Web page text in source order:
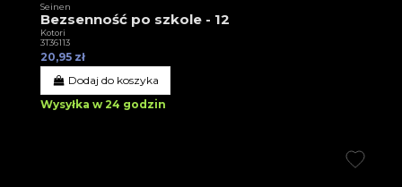
Seinen
Bezsenność po szkole - 12
Kotori
3T36113
20,95 zł
Dodaj do koszyka
Wysyłka w 24 godzin